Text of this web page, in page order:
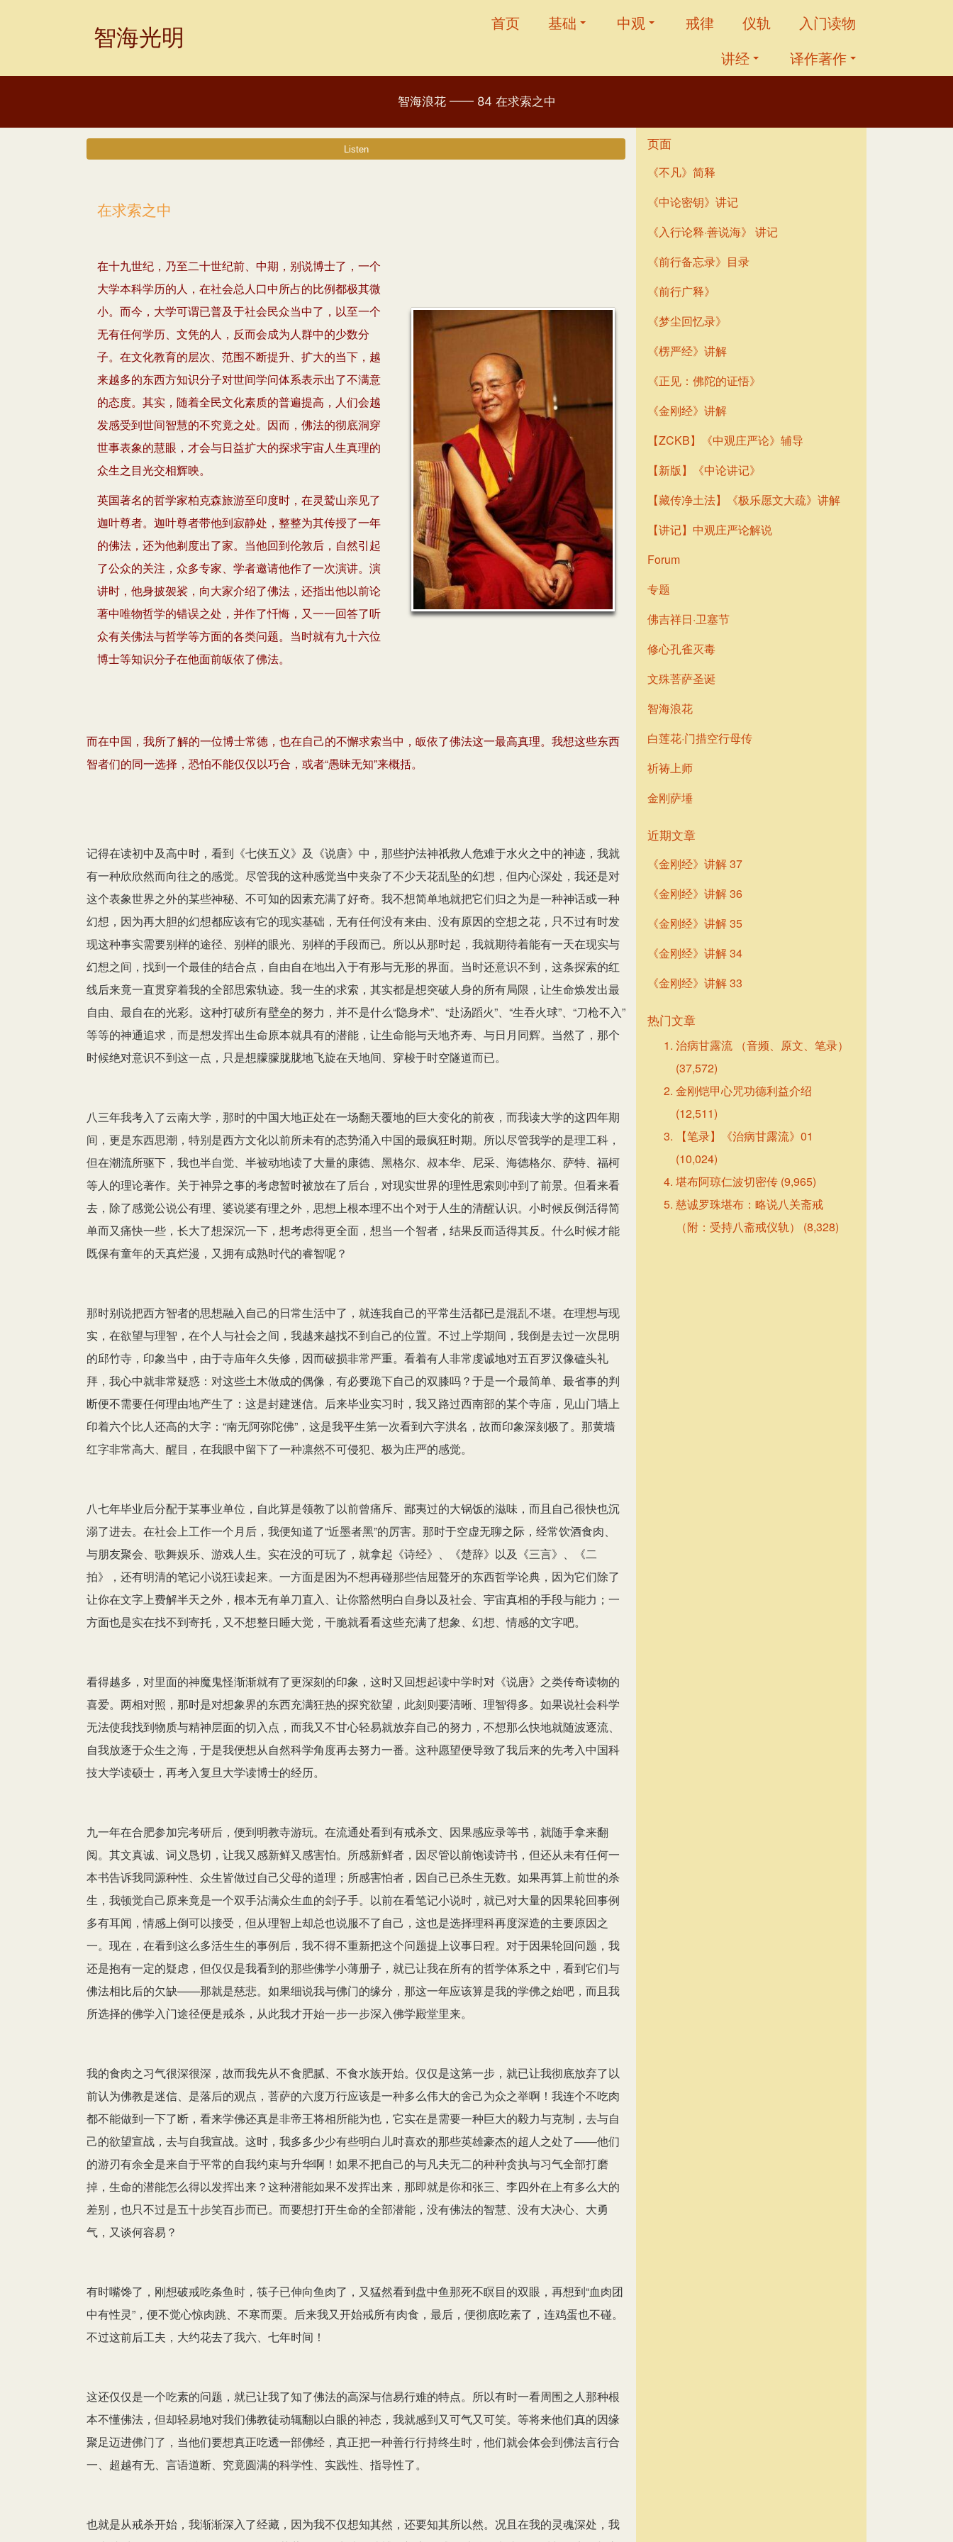
智海光明 首页 基础 中观 戒律 仪轨
入门读物
讲经
译作著作
智海浪花 —— 84 在求索之中
在求索之中
在十九世纪，乃至二十世纪前、中期，别说博士了，一个
大学本科学历的人，在社会总人口中所占的比例都极其微
小。而今，大学可谓已普及于社会民众当中了，以至一个
无有任何学历、文凭的人，反而会成为人群中的少数分
子。在文化教育的层次、范围不断提升、扩大的当下，越
来越多的东西方知识分子对世间学问体系表示出了不满意
的态度。其实，随着全民文化素质的普遍提高，人们会越
发感受到世间智慧的不究竟之处。因而，佛法的彻底洞穿
世事表象的慧眼，才会与日益扩大的探求宇宙人生真理的
众生之目光交相辉映。
英国著名的哲学家柏克森旅游至印度时，在灵鹫山亲见了
迦叶尊者。迦叶尊者带他到寂静处，整整为其传授了一年
的佛法，还为他剃度出了家。当他回到伦敦后，自然引起
了公众的关注，众多专家、学者邀请他作了一次演讲。演
讲时，他身披袈裟，向大家介绍了佛法，还指出他以前论
著中唯物哲学的错误之处，并作了忏悔，又一一回答了听
众有关佛法与哲学等方面的各类问题。当时就有九十六位
博士等知识分子在他面前皈依了佛法。
而在中国，我所了解的一位博士常德，也在自己的不懈求索当中，皈依了佛法这一最高真理。我想这些东西
智者们的同一选择，恐怕不能仅仅以巧合，或者“愚昧无知”来概括。
记得在读初中及高中时，看到《七侠五义》及《说唐》中，那些护法神祇救人危难于水火之中的神迹，我就
有一种欣欣然而向往之的感觉。尽管我的这种感觉当中夹杂了不少天花乱坠的幻想，但内心深处，我还是对
这个表象世界之外的某些神秘、不可知的因素充满了好奇。我不想简单地就把它们归之为是一种神话或一种
幻想，因为再大胆的幻想都应该有它的现实基础，无有任何没有来由、没有原因的空想之花，只不过有时发
现这种事实需要别样的途径、别样的眼光、别样的手段而已。所以从那时起，我就期待着能有一天在现实与
幻想之间，找到一个最佳的结合点，自由自在地出入于有形与无形的界面。当时还意识不到，这条探索的红
线后来竟一直贯穿着我的全部思索轨迹。我一生的求索，其实都是想突破人身的所有局限，让生命焕发出最
自由、最自在的光彩。这种打破所有壁垒的努力，并不是什么“隐身术”、“赴汤蹈火”、“生吞火球”、“刀枪不入”
等等的神通追求，而是想发挥出生命原本就具有的潜能，让生命能与天地齐寿、与日月同辉。当然了，那个
时候绝对意识不到这一点，只是想朦朦胧胧地飞旋在天地间、穿梭于时空隧道而已。
八三年我考入了云南大学，那时的中国大地正处在一场翻天覆地的巨大变化的前夜，而我读大学的这四年期
间，更是东西思潮，特别是西方文化以前所未有的态势涌入中国的最疯狂时期。所以尽管我学的是理工科，
但在潮流所驱下，我也半自觉、半被动地读了大量的康德、黑格尔、叔本华、尼采、海德格尔、萨特、福柯
等人的理论著作。关于神异之事的考虑暂时被放在了后台，对现实世界的理性思索则冲到了前景。但看来看
去，除了感觉公说公有理、婆说婆有理之外，思想上根本理不出个对于人生的清醒认识。小时候反倒活得简
单而又痛快一些，长大了想深沉一下，想考虑得更全面，想当一个智者，结果反而适得其反。什么时候才能
既保有童年的天真烂漫，又拥有成熟时代的睿智呢？
那时别说把西方智者的思想融入自己的日常生活中了，就连我自己的平常生活都已是混乱不堪。在理想与现
实，在欲望与理智，在个人与社会之间，我越来越找不到自己的位置。不过上学期间，我倒是去过一次昆明
的邱竹寺，印象当中，由于寺庙年久失修，因而破损非常严重。看着有人非常虔诚地对五百罗汉像磕头礼
拜，我心中就非常疑惑：对这些土木做成的偶像，有必要跪下自己的双膝吗？于是一个最简单、最省事的判
断便不需要任何理由地产生了：这是封建迷信。后来毕业实习时，我又路过西南部的某个寺庙，见山门墙上
印着六个比人还高的大字：“南无阿弥陀佛”，这是我平生第一次看到六字洪名，故而印象深刻极了。那黄墙
红字非常高大、醒目，在我眼中留下了一种凛然不可侵犯、极为庄严的感觉。
八七年毕业后分配于某事业单位，自此算是领教了以前曾痛斥、鄙夷过的大锅饭的滋味，而且自己很快也沉
溺了进去。在社会上工作一个月后，我便知道了“近墨者黑”的厉害。那时于空虚无聊之际，经常饮酒食肉、
与朋友聚会、歌舞娱乐、游戏人生。实在没的可玩了，就拿起《诗经》、《楚辞》以及《三言》、《二
拍》，还有明清的笔记小说狂读起来。一方面是困为不想再碰那些佶屈聱牙的东西哲学论典，因为它们除了
让你在文字上费解半天之外，根本无有单刀直入、让你豁然明白自身以及社会、宇宙真相的手段与能力；一
方面也是实在找不到寄托，又不想整日睡大觉，干脆就看看这些充满了想象、幻想、情感的文字吧。
看得越多，对里面的神魔鬼怪渐渐就有了更深刻的印象，这时又回想起读中学时对《说唐》之类传奇读物的
喜爱。两相对照，那时是对想象界的东西充满狂热的探究欲望，此刻则要清晰、理智得多。如果说社会科学
无法使我找到物质与精神层面的切入点，而我又不甘心轻易就放弃自己的努力，不想那么快地就随波逐流、
自我放逐于众生之海，于是我便想从自然科学角度再去努力一番。这种愿望便导致了我后来的先考入中国科
技大学读硕士，再考入复旦大学读博士的经历。
九一年在合肥参加完考研后，便到明教寺游玩。在流通处看到有戒杀文、因果感应录等书，就随手拿来翻
阅。其文真诚、词义恳切，让我又感新鲜又感害怕。所感新鲜者，因尽管以前饱读诗书，但还从未有任何一
本书告诉我同源种性、众生皆做过自己父母的道理；所感害怕者，因自己已杀生无数。如果再算上前世的杀
生，我顿觉自己原来竟是一个双手沾满众生血的刽子手。以前在看笔记小说时，就已对大量的因果轮回事例
多有耳闻，情感上倒可以接受，但从理智上却总也说服不了自己，这也是选择理科再度深造的主要原因之
一。现在，在看到这么多活生生的事例后，我不得不重新把这个问题提上议事日程。对于因果轮回问题，我
还是抱有一定的疑虑，但仅仅是我看到的那些佛学小薄册子，就已让我在所有的哲学体系之中，看到它们与
佛法相比后的欠缺——那就是慈悲。如果细说我与佛门的缘分，那这一年应该算是我的学佛之始吧，而且我
所选择的佛学入门途径便是戒杀，从此我才开始一步一步深入佛学殿堂里来。
我的食肉之习气很深很深，故而我先从不食肥腻、不食水族开始。仅仅是这第一步，就已让我彻底放弃了以
前认为佛教是迷信、是落后的观点，菩萨的六度万行应该是一种多么伟大的舍己为众之举啊！我连个不吃肉
都不能做到一下了断，看来学佛还真是非帝王将相所能为也，它实在是需要一种巨大的毅力与克制，去与自
己的欲望宣战，去与自我宣战。这时，我多多少少有些明白儿时喜欢的那些英雄豪杰的超人之处了——他们
的游刃有余全是来自于平常的自我约束与升华啊！如果不把自己的与凡夫无二的种种贪执与习气全部打磨
掉，生命的潜能怎么得以发挥出来？这种潜能如果不发挥出来，那即就是你和张三、李四外在上有多么大的
差别，也只不过是五十步笑百步而已。而要想打开生命的全部潜能，没有佛法的智慧、没有大决心、大勇
气，又谈何容易？
有时嘴馋了，刚想破戒吃条鱼时，筷子已伸向鱼肉了，又猛然看到盘中鱼那死不瞑目的双眼，再想到“血肉团
中有性灵”，便不觉心惊肉跳、不寒而栗。后来我又开始戒所有肉食，最后，便彻底吃素了，连鸡蛋也不碰。
不过这前后工夫，大约花去了我六、七年时间！
这还仅仅是一个吃素的问题，就已让我了知了佛法的高深与信易行难的特点。所以有时一看周围之人那种根
本不懂佛法，但却轻易地对我们佛教徒动辄翻以白眼的神态，我就感到又可气又可笑。等将来他们真的因缘
聚足迈进佛门了，当他们要想真正吃透一部佛经，真正把一种善行行持终生时，他们就会体会到佛法言行合
一、超越有无、言语道断、究竟圆满的科学性、实践性、指导性了。
也就是从戒杀开始，我渐渐深入了经藏，因为我不仅想知其然，还要知其所以然。况且在我的灵魂深处，我
页面
《不凡》简释
《中论密钥》讲记
《入行论释·善说海》 讲记
《前行备忘录》目录
《前行广释》
《梦尘回忆录》
《楞严经》讲解
《正见：佛陀的证悟》
《金刚经》讲解
【ZCKB】《中观庄严论》辅导
【新版】《中论讲记》
【藏传净土法】《极乐愿文大疏》讲解
【讲记】中观庄严论解说
Forum
专题
佛吉祥日·卫塞节
修心孔雀灭毒
文殊菩萨圣诞
智海浪花
白莲花·门措空行母传
祈祷上师
金刚萨埵
近期文章
《金刚经》讲解 37
《金刚经》讲解 36
《金刚经》讲解 35
《金刚经》讲解 34
《金刚经》讲解 33
热门文章
治病甘露流 （音频、原文、笔录）
(37,572)
金刚铠甲心咒功德利益介绍
(12,511)
【笔录】《治病甘露流》01
(10,024)
堪布阿琼仁波切密传 (9,965)
慈诚罗珠堪布：略说八关斋戒
（附：受持八斋戒仪轨）
(8,328)